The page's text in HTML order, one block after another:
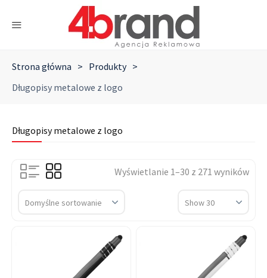
Strona główna > Produkty >
Długopisy metalowe z logo
Długopisy metalowe z logo
Wyświetlanie 1–30 z 271 wyników